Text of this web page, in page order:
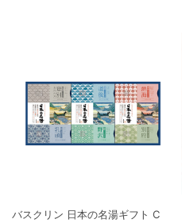
バスクリン 日本の名湯ギフト C